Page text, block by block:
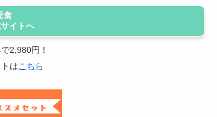
食
イトへ
2,980円！
はこちら